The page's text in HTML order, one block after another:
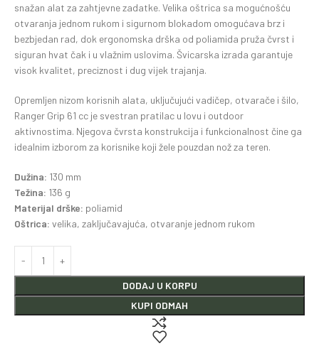
snažan alat za zahtjevne zadatke. Velika oštrica sa mogućnošću
otvaranja jednom rukom i sigurnom blokadom omogućava brz i
bezbjedan rad, dok ergonomska drška od poliamida pruža čvrst i
siguran hvat čak i u vlažnim uslovima. Švicarska izrada garantuje
visok kvalitet, preciznost i dug vijek trajanja.
Opremljen nizom korisnih alata, uključujući vadičep, otvarače i šilo,
Ranger Grip 61 cc je svestran pratilac u lovu i outdoor
aktivnostima. Njegova čvrsta konstrukcija i funkcionalnost čine ga
idealnim izborom za korisnike koji žele pouzdan nož za teren.
Dužina: 130 mm
Težina: 136 g
Materijal drške: poliamid
Oštrica: velika, zaključavajuća, otvaranje jednom rukom
DODAJ U KORPU
KUPI ODMAH